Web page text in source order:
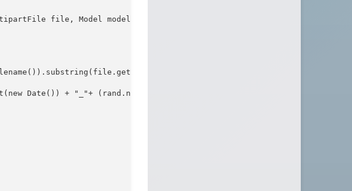
file, Model model, HttpServletRequest request) {
Date()) + "_"+ (rand.nextInt(1000)+1)  + file_suffix;